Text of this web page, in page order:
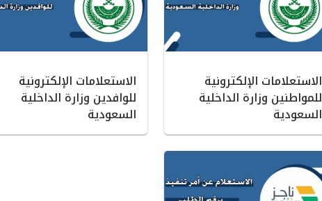
الاستعلامات الإلكترونية
للمواطنين وزارة الداخلية
السعودية
الاستعلامات الإلكترونية
للوافدين وزارة الداخلية
السعودية